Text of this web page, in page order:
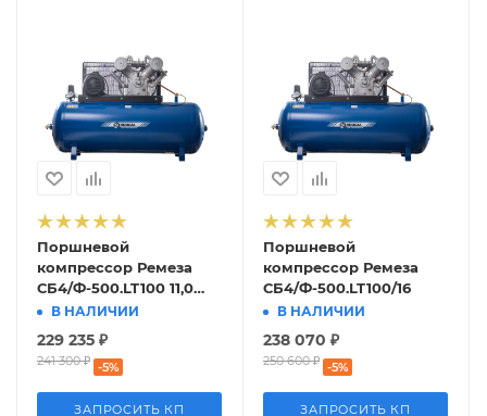
Поршневой
компрессор Ремеза
СБ4/Ф-500.LT100 11,0
кВтВ НАЛИЧИИ
229 235 ₽
241 300₽ -5%
ЗАПРОСИТЬ КП
Поршневой
компрессор Ремеза
СБ4/Ф-500.LT100/16
В НАЛИЧИИ
238 070 ₽
250 600₽ -5%
ЗАПРОСИТЬ КП